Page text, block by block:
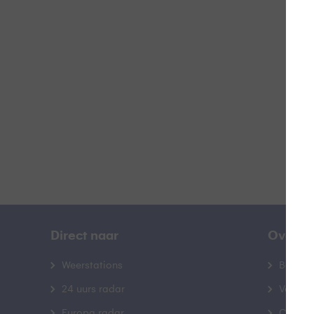
Direct naar
Weerstations
24 uurs radar
Over